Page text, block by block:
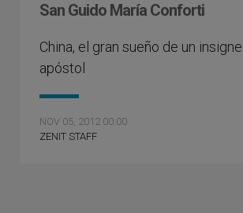
San Guido María Conforti
China, el gran sueño de un
apóstol
NOV 05, 2012 00:00
ZENIT STAFF